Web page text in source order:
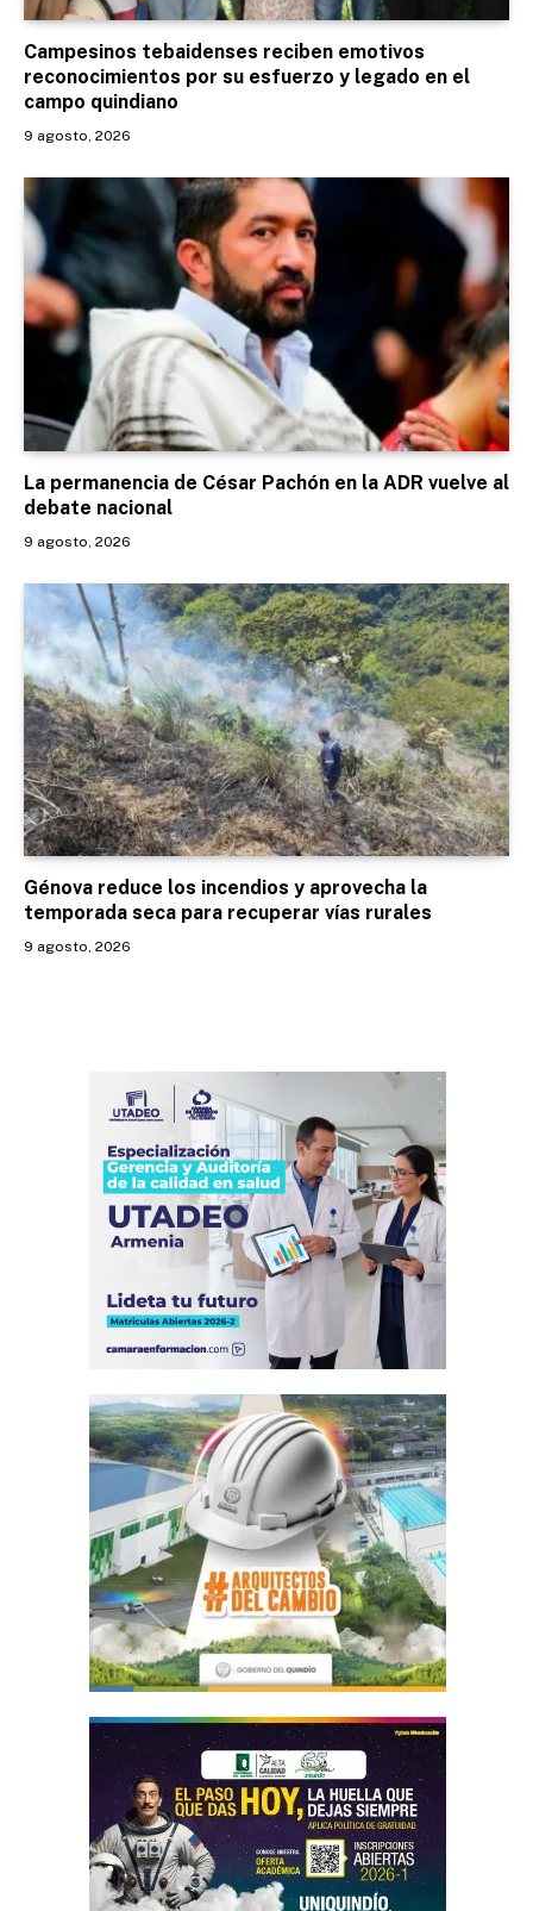
Campesinos tebaidenses reciben emotivos
reconocimientos por su esfuerzo y legado en el
campo quindiano
9 agosto, 2026
La permanencia de César Pachón en la ADR vuelve al
debate nacional
9 agosto, 2026
Génova reduce los incendios y aprovecha la
temporada seca para recuperar vías rurales
9 agosto, 2026